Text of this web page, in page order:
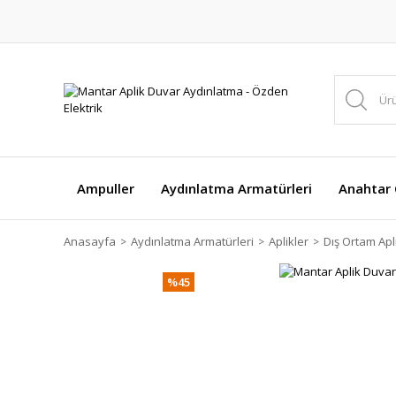
Ampuller Aydınlatma Armatürleri Anahtar
Anasayfa Aydınlatma Armatürleri Aplikler Dış Ortam
%45